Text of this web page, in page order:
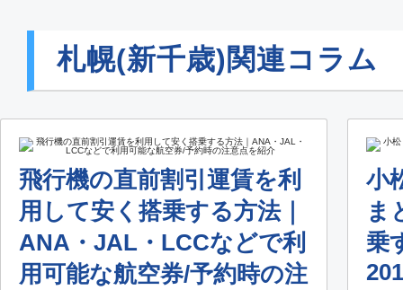
札幌(新千歳)関連コラム
飛行機の直前割引運賃を利
用して安く搭乗する方法｜
ANA・JAL・LCCなどで利
用可能な航空券/予約時の注
小
ま
乗